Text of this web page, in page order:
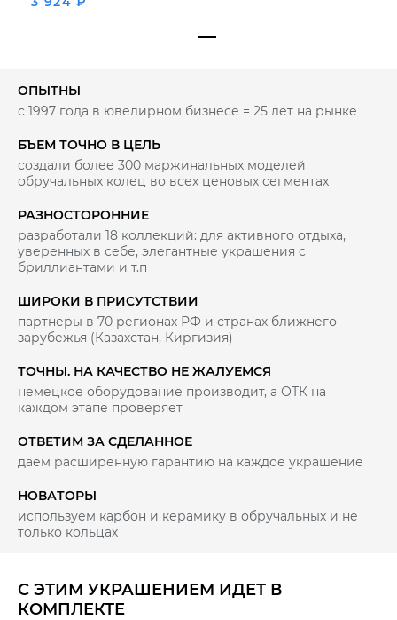
С ЭТИМ УКРАШЕНИЕМ ИДЕТ В
КОМПЛЕКТЕ
ОПЫТНЫ
с 1997 года в ювелирном бизнесе = 25 лет на рынке
БЪЕМ ТОЧНО В ЦЕЛЬ
создали более 300 маржинальных моделей
обручальных колец во всех ценовых сегментах
РАЗНОСТОРОННИЕ
разработали 18 коллекций: для активного отдыха,
уверенных в себе, элегантные украшения с
бриллиантами и т.п
ШИРОКИ В ПРИСУТСТВИИ
партнеры в 70 регионах РФ и странах ближнего
зарубежья (Казахстан, Киргизия)
ТОЧНЫ. НА КАЧЕСТВО НЕ ЖАЛУЕМСЯ
немецкое оборудование производит, а ОТК на
каждом этапе проверяет
ОТВЕТИМ ЗА СДЕЛАННОЕ
даем расширенную гарантию на каждое украшение
НОВАТОРЫ
используем карбон и керамику в обручальных и не
только кольцах